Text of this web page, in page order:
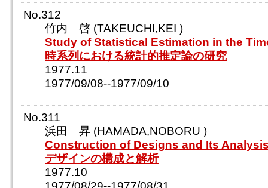
No.312
竹内 啓 (TAKEUCHI,KEI )
Study of Statistical Estimation in the
時系列における統計的推定論の研究
1977.11
1977/09/08--1977/09/10
No.311
浜田 昇 (HAMADA,NOBORU )
Construction of Designs and Its
デザインの構成と解析
1977.10